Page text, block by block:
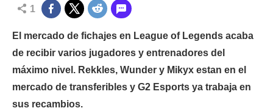
1
El mercado de fichajes en League of Legends acaba
de recibir varios jugadores y entrenadores del
máximo nivel. Rekkles, Wunder y Mikyx estan en el
mercado de transferibles y G2 Esports ya trabaja en
sus recambios.